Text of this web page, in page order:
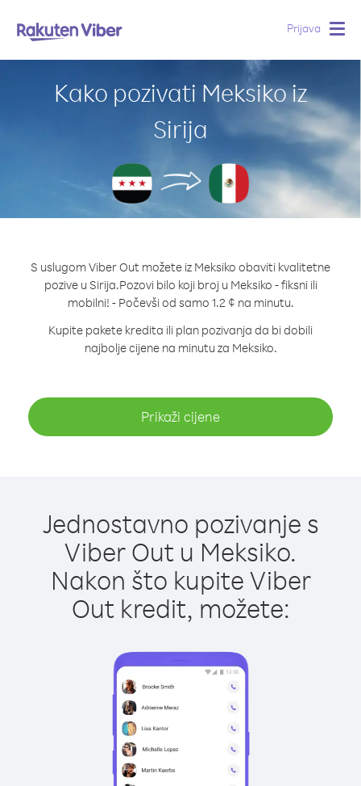
Prijava
Kako pozivati Meksiko iz
Sirija
S uslugom Viber Out možete iz Meksiko obaviti kvalitetne
pozive u Sirija.Pozovi bilo koji broj u Meksiko - fiksni ili
mobilni! - Počevši od samo 1.2 ¢ na minutu.
Kupite pakete kredita ili plan pozivanja da bi dobili
najbolje cijene na minutu za Meksiko.
Prikaži cijene
Jednostavno pozivanje s
Viber Out u Meksiko.
Nakon što kupite Viber
Out kredit, možete: